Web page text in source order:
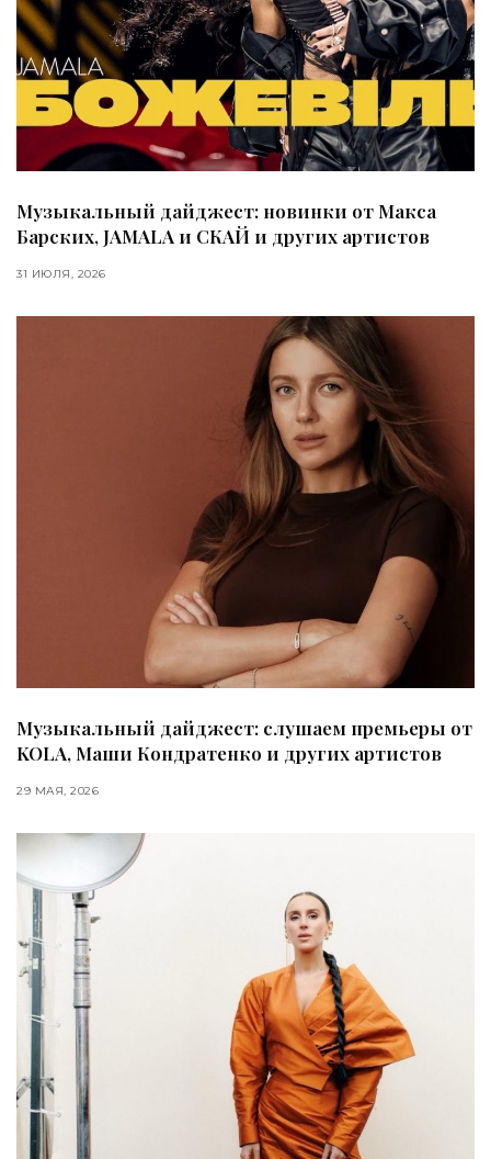
Музыкальный дайджест: новинки от Макса
Барских, JAMALA и СКАЙ и других артистов
31 ИЮЛЯ, 2026
Музыкальный дайджест: слушаем премьеры от
KOLA, Маши Кондратенко и других артистов
29 МАЯ, 2026